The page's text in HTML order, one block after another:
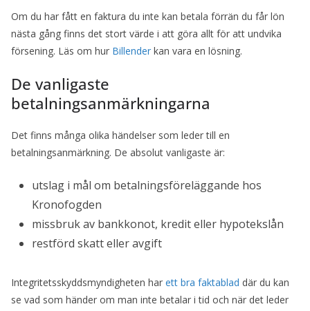
Om du har fått en faktura du inte kan betala förrän du får lön
nästa gång finns det stort värde i att göra allt för att undvika
försening. Läs om hur Billender kan vara en lösning.
De vanligaste
betalningsanmärkningarna
Det finns många olika händelser som leder till en
betalningsanmärkning. De absolut vanligaste är:
utslag i mål om betalningsföreläggande hos
Kronofogden
missbruk av bankkonot, kredit eller hypotekslån
restförd skatt eller avgift
Integritetsskyddsmyndigheten har ett bra faktablad där du kan
se vad som händer om man inte betalar i tid och när det leder